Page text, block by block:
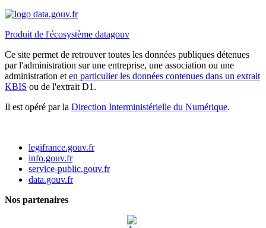
Produit de l'écosystème datagouv
Ce site permet de retrouver toutes les données publiques détenues
par l'administration sur une entreprise, une association ou une
administration et en particulier les données contenues dans un extrait
KBIS ou de l'extrait D1.
Il est opéré par la Direction Interministérielle du Numérique.
legifrance.gouv.fr
info.gouv.fr
service-public.gouv.fr
data.gouv.fr
Nos partenaires